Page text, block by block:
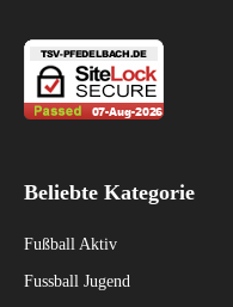
Beliebte Kategorie
Fußball Aktiv
Fussball Jugend